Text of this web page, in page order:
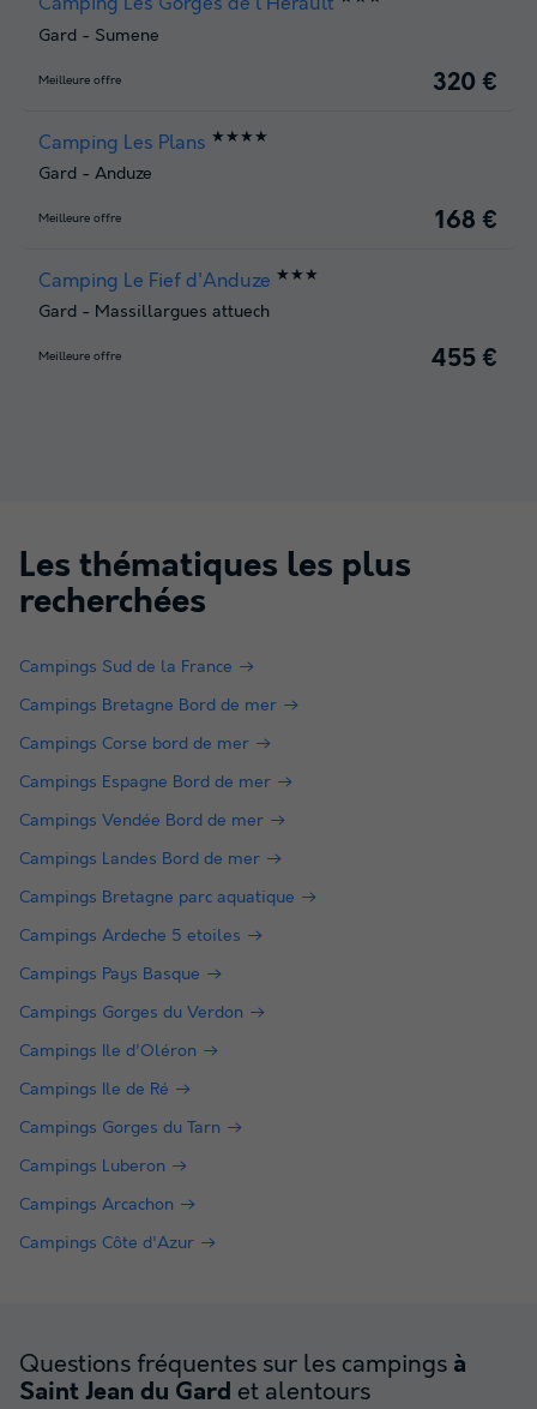
Camping Les Gorges de l'Herault
Gard - Sumene
Meilleure offre 320 €
Camping Les Plans ★★★★
Gard - Anduze
Meilleure offre 168 €
Camping Le Fief d'Anduze ★★★
Gard - Massillargues attuech
Meilleure offre 455 €
Les thématiques les plus
recherchées
Campings Sud de la France
Campings Bretagne Bord de mer
Campings Corse bord de mer
Campings Espagne Bord de mer
Campings Vendée Bord de mer
Campings Landes Bord de mer
Campings Bretagne parc aquatique
Campings Ardeche 5 etoiles
Campings Pays Basque
Campings Gorges du Verdon
Campings Ile d'Oléron
Campings Ile de Ré
Campings Gorges du Tarn
Campings Luberon
Campings Arcachon
Campings Côte d'Azur
Questions fréquentes sur les campings à
Saint Jean du Gard et alentours